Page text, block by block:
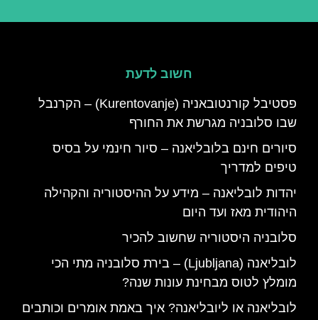
חשוב לדעת
פסטיבל קורנטובאניה (Kurentovanje) – הקרנבל
שבו סלובניה מגרשת את החורף
סיורים חינם בלובליאנה – סיור חינמי על בסיס
טיפים למדריך
יהדות לובליאנה – מידע על ההיסטוריה והקהילה
היהודית מאז ועד היום
סלובניה היסטוריה שחשוב להכיר
לובליאנה (Ljubljana) – בירת סלובניה מתי הכי
מומלץ לטוס מבחינת עונות שנה?
לובליאנה או ליובליאנה? איך באמת אומרים וכותבים